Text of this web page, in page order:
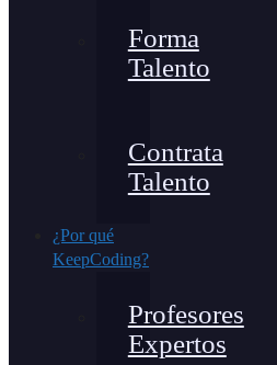
Forma
Talento
Contrata
Talento
¿Por qué
KeepCoding?
Profesores
Expertos